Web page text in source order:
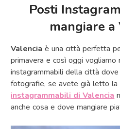
Posti
mangiare a
Valencia è una città perfetta
primavera e così oggi vogliamo
instagrammabili della città
fotografie, se avete già letto
instagrammabili di Valencia
anche cosa e dove mangiare